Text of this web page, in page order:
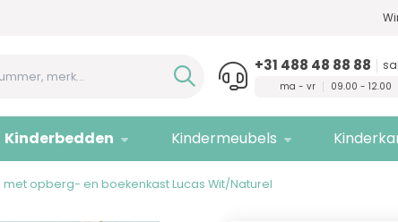
+31 488 48 88 88
ma - vr 09.00 - 12.00
Kinderbedden Kindermeubels
opberg- en boekenkast Lucas Wit/Naturel